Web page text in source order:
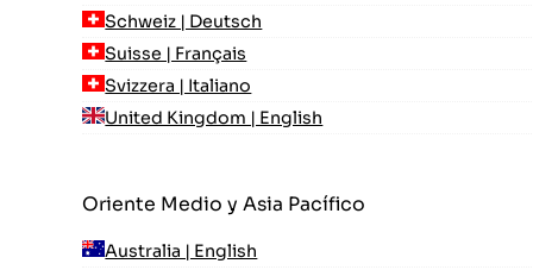
Schweiz | Deutsch
Suisse | Français
Svizzera | Italiano
United Kingdom | English
Oriente Medio y Asia Pacífico
Australia | English